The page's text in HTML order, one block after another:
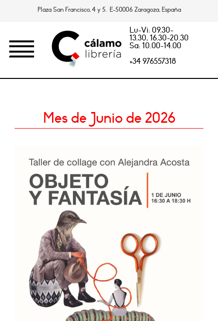
Plaza San Francisco, 4 y 5. E-50006 Zaragoza, España
Lu-Vi: 09.30-
13.30, 16.30-20.30
Sa: 10.00-14.00
+34 976557318
Mes de Junio de 2026